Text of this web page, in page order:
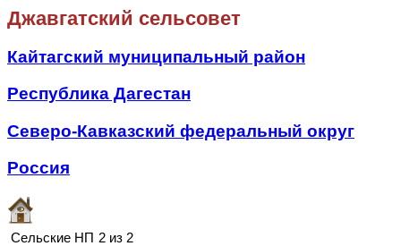
Джавгатский сельсовет
Кайтагский муниципальный район
Республика Дагестан
Северо-Кавказский федеральный округ
Россия
Сельские НП 2 из 2